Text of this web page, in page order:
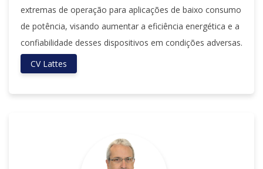
extremas de operação para aplicações de baixo consumo
de potência, visando aumentar a eficiência energética e a
confiabilidade desses dispositivos em condições adversas.
CV Lattes